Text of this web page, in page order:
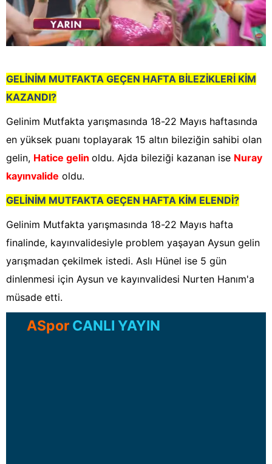
GELİNİM MUTFAKTA GEÇEN HAFTA BİLEZİKLERİ KİM
KAZANDI?
Gelinim Mutfakta yarışmasında 18-22 Mayıs haftasında
en yüksek puanı toplayarak 15 altın bileziğin sahibi olan
gelin, Hatice gelin oldu. Ajda bileziği kazanan ise Nuray
kayınvalide oldu.
GELİNİM MUTFAKTA GEÇEN HAFTA KİM ELENDİ?
Gelinim Mutfakta yarışmasında 18-22 Mayıs hafta
finalinde, kayınvalidesiyle problem yaşayan Aysun gelin
yarışmadan çekilmek istedi. Aslı Hünel ise 5 gün
dinlenmesi için Aysun ve kayınvalidesi Nurten Hanım'a
müsade etti.
ASpor CANLI YAYIN